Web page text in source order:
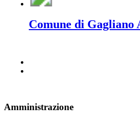
Comune di Gagliano
Amministrazione